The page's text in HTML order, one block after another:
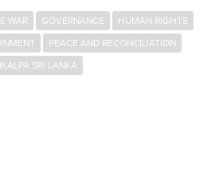
WAR GOVERNANCE
HUMAN RIGHTS
PEACE AND RECONCILIATION
SRI LANKA